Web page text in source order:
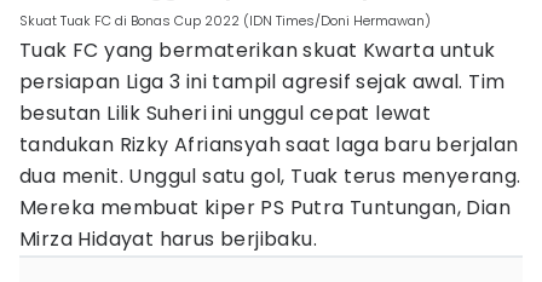
Skuat Tuak FC di Bonas Cup 2022 (IDN Times/Doni Hermawan)
Tuak FC yang bermaterikan skuat Kwarta untuk
persiapan Liga 3 ini tampil agresif sejak awal. Tim
besutan Lilik Suheri ini unggul cepat lewat
tandukan Rizky Afriansyah saat laga baru berjalan
dua menit. Unggul satu gol, Tuak terus menyerang.
Mereka membuat kiper PS Putra Tuntungan, Dian
Mirza Hidayat harus berjibaku.